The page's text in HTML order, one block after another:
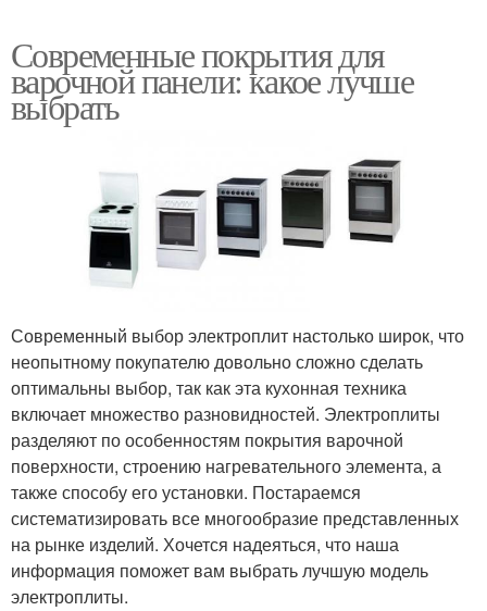
Современные покрытия для
варочной панели: какое лучше
выбрать
Современный выбор электроплит настолько широк, что
неопытному покупателю довольно сложно сделать
оптимальны выбор, так как эта кухонная техника
включает множество разновидностей. Электроплиты
разделяют по особенностям покрытия варочной
поверхности, строению нагревательного элемента, а
также способу его установки. Постараемся
систематизировать все многообразие представленных
на рынке изделий. Хочется надеяться, что наша
информация поможет вам выбрать лучшую модель
электроплиты.